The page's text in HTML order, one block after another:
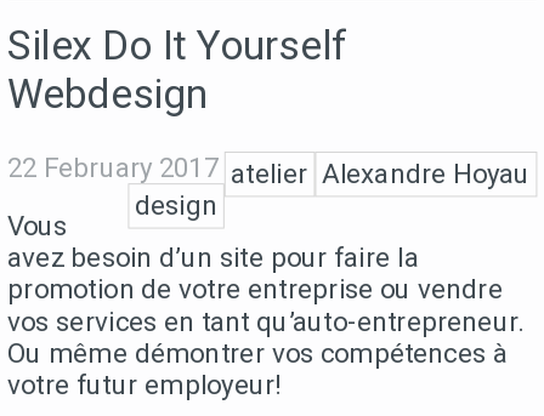
Silex Do It Yourself
Webdesign
22 February 2017 Alexandre Hoyau
atelier
design
Vous
avez besoin d’un site pour faire la
promotion de votre entreprise ou vendre
vos services en tant qu’auto-entrepreneur.
Ou même démontrer vos compétences à
votre futur employeur!